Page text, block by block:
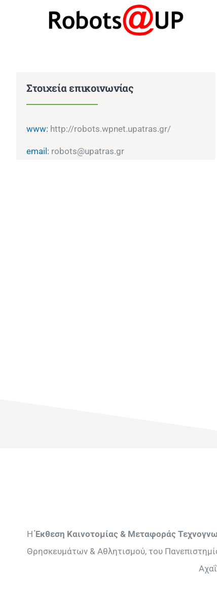
Στοιχεία επικοινωνίας
www: http://robots.wpnet.upatras.gr/
email: robots@upatras.gr
ΗΈκθεση Καινοτομίας & Μεταφοράς
Θρησκευμάτων & Αθλητισμού, του